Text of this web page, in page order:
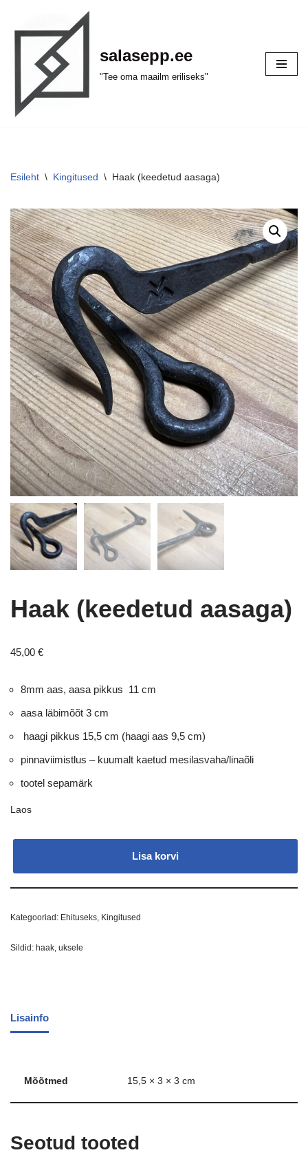
Skip
content
salasepp.ee
"Tee oma maailm eriliseks"
Esileht \ Kingitused \ Haak (keedetud aasaga)
Haak (keedetud aasaga)
45,00 €
8mm aas, aasa pikkus 11 cm
aasa läbimõõt 3 cm
haagi pikkus 15,5 cm (haagi aas 9,5 cm)
pinnaviimistlus – kuumalt kaetud mesilasvaha/linaõli
tootel sepamärk
Laos
Lisa korvi
Kategooriad: Ehituseks, Kingitused
Sildid: haak, uksele
Lisainfo
Mõõtmed 15,5 × 3 × 3 cm
Seotud tooted